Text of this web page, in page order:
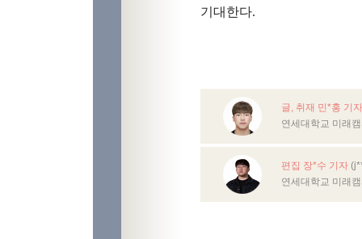
기대한다.
글, 취재 민*홍 기
연세대학교 미래
편집 장*수 기자
연세대학교 미래